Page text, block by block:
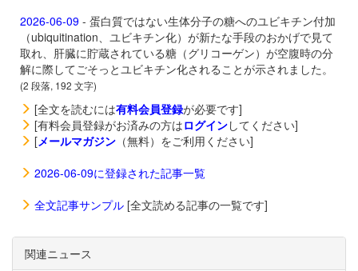
2026-06-09 - 蛋白質ではない生体分子の糖へのユビキチン付加
（ubiquitination、ユビキチン化）が新たな手段のおかげで見て
取れ、肝臓に貯蔵されている糖（グリコーゲン）が空腹時の分
解に際してごそっとユビキチン化されることが示されました。
(2 段落, 192 文字)
[全文を読むには有料会員登録が必要です]
[有料会員登録がお済みの方はログインしてください]
[メールマガジン （無料）をご利用ください]
2026-06-09に登録された記事一覧
全文記事サンプル [全文読める記事の一覧です]
関連ニュース